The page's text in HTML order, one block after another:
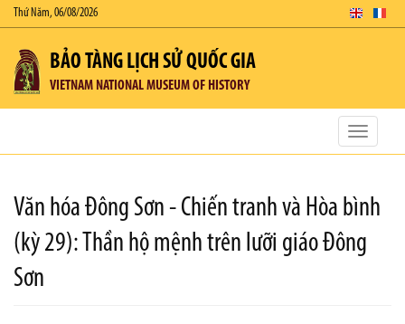
Thứ Năm, 06/08/2026
BẢO TÀNG LỊCH SỬ QUỐC GIA
VIETNAM NATIONAL MUSEUM OF HISTORY
Toggle
Văn hóa Đông Sơn - Chiến tranh và Hòa bình
(kỳ 29): Thần hộ mệnh trên lưỡi giáo Đông
Sơn